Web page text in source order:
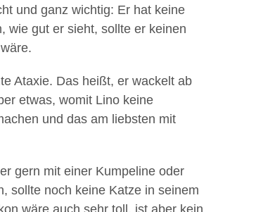
und ganz wichtig: Er hat keine
wie gut er sieht, sollte er keinen
Ataxie. Das heißt, er wackelt ab
etwas, womit Lino keine
und das am liebsten mit
gern mit einer Kumpeline oder
sollte noch keine Katze in seinem
wäre auch sehr toll, ist aber kein